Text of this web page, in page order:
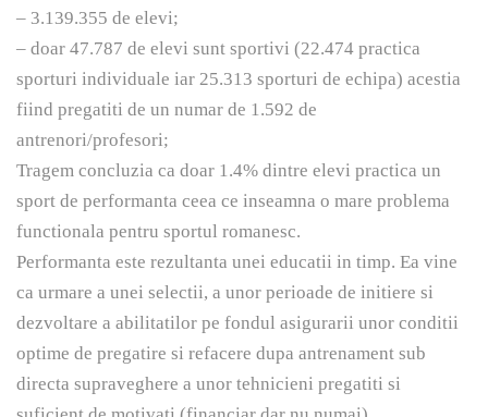
– 3.139.355 de elevi;
– doar 47.787 de elevi sunt sportivi (22.474 practica
sporturi individuale iar 25.313 sporturi de echipa) acestia
fiind pregatiti de un numar de 1.592 de
antrenori/profesori;
Tragem concluzia ca doar 1.4% dintre elevi practica un
sport de performanta ceea ce inseamna o mare problema
functionala pentru sportul romanesc.
Performanta este rezultanta unei educatii in timp. Ea vine
ca urmare a unei selectii, a unor perioade de initiere si
dezvoltare a abilitatilor pe fondul asigurarii unor conditii
optime de pregatire si refacere dupa antrenament sub
directa supraveghere a unor tehnicieni pregatiti si